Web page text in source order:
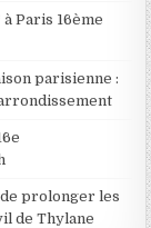
Paris 16ème
parisienne :
prolonger les
de Thylane